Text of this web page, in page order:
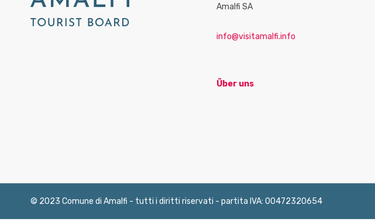
Amalfi SA
info@visitamalfi.info
Über uns
© 2023 Comune di Amalfi - tutti i diritti riservati - partita IVA: 00472320654